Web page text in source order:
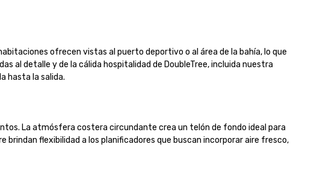
ofrecen vistas al puerto deportivo o al área de la bahía, lo que
al detalle y de la cálida hospitalidad de DoubleTree, incluida nuestra
hasta la salida.
La atmósfera costera circundante crea un telón de fondo ideal para
flexibilidad a los planificadores que buscan incorporar aire fresco,